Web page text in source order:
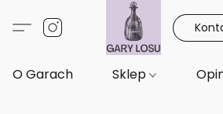
O Garach Sklep